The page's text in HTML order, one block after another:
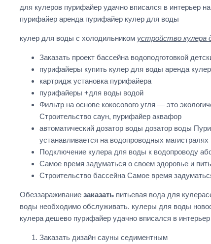
для кулеров пурифайер удачно вписался в интерьер
пурифайер аренда пурифайер кулер для воды
кулер для воды с холодильником устройство кулера
Заказать проект бассейна водоподготовкой
пурифайеры купить кулер для воды аренда
картридж установка пурифайера
пурифайеры +для воды водой
Фильтр на основе кокосового угля — это
Строительство саун, пурифайер аквафор
автоматический дозатор воды дозатор воды
устанавливается на водопроводных магистралях
Подключение кулера для воды к водопроводу
Самое время задуматься о своем здоровье и
Строительство бассейна Самое время
Обеззараживание заказать питьевая вода для
воды необходимо обслуживать. кулеры для воды
кулера дешево пурифайер удачно вписался в
Заказать дизайн сауны седиментным